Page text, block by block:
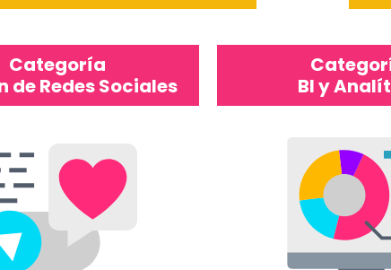
Categoría
de Redes Sociales
BI y